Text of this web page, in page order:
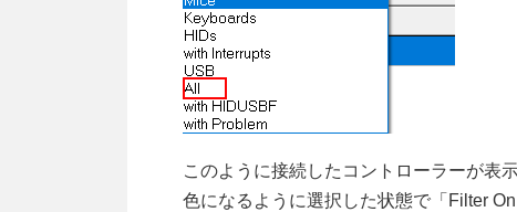
このように接続したコントローラーが表
色になるように選択した状態で「Filter